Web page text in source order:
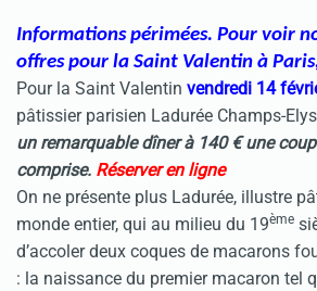
Informations périmées. Pour voir
offres pour la Saint Valentin à Paris
Pour la Saint Valentin vendredi 14
pâtissier parisien Ladurée Champs-
un remarquable dîner à 140 € une
comprise. Réserver en ligne
On ne présente plus Ladurée, illustre
monde entier, qui au milieu du 19ème
d’accoler deux coques de macarons
: la naissance du premier macaron tel